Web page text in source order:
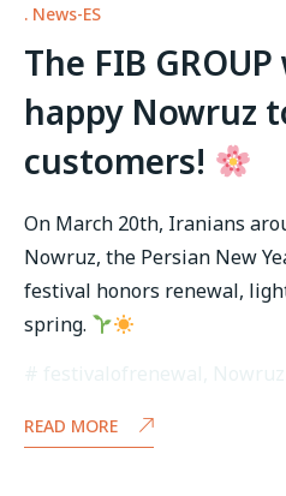
News-ES
The FIB
happy Nowruz
customers!
On March 20th, Iranians
Nowruz, the Persian New
festival honors renewal,
spring.
READ MORE